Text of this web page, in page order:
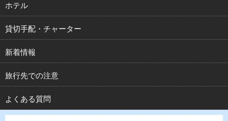
ホテル
貸切手配・チャーター
新着情報
旅行先での注意
よくある質問